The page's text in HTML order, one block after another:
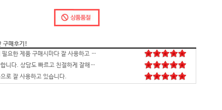
구매후기!
배송,포장 완벽하고 컴 잘 받았습니다.세팅후 컴퓨터 사양대로 잘 되네요. 감사합니다. 발열,소리 1도 없는거 실화임 ㅋㅋㅋ
영롱하고 아름답습니다. 타건감도 좋습니다. 미스터리 박스랑 마우스만 사면 돼겠네요